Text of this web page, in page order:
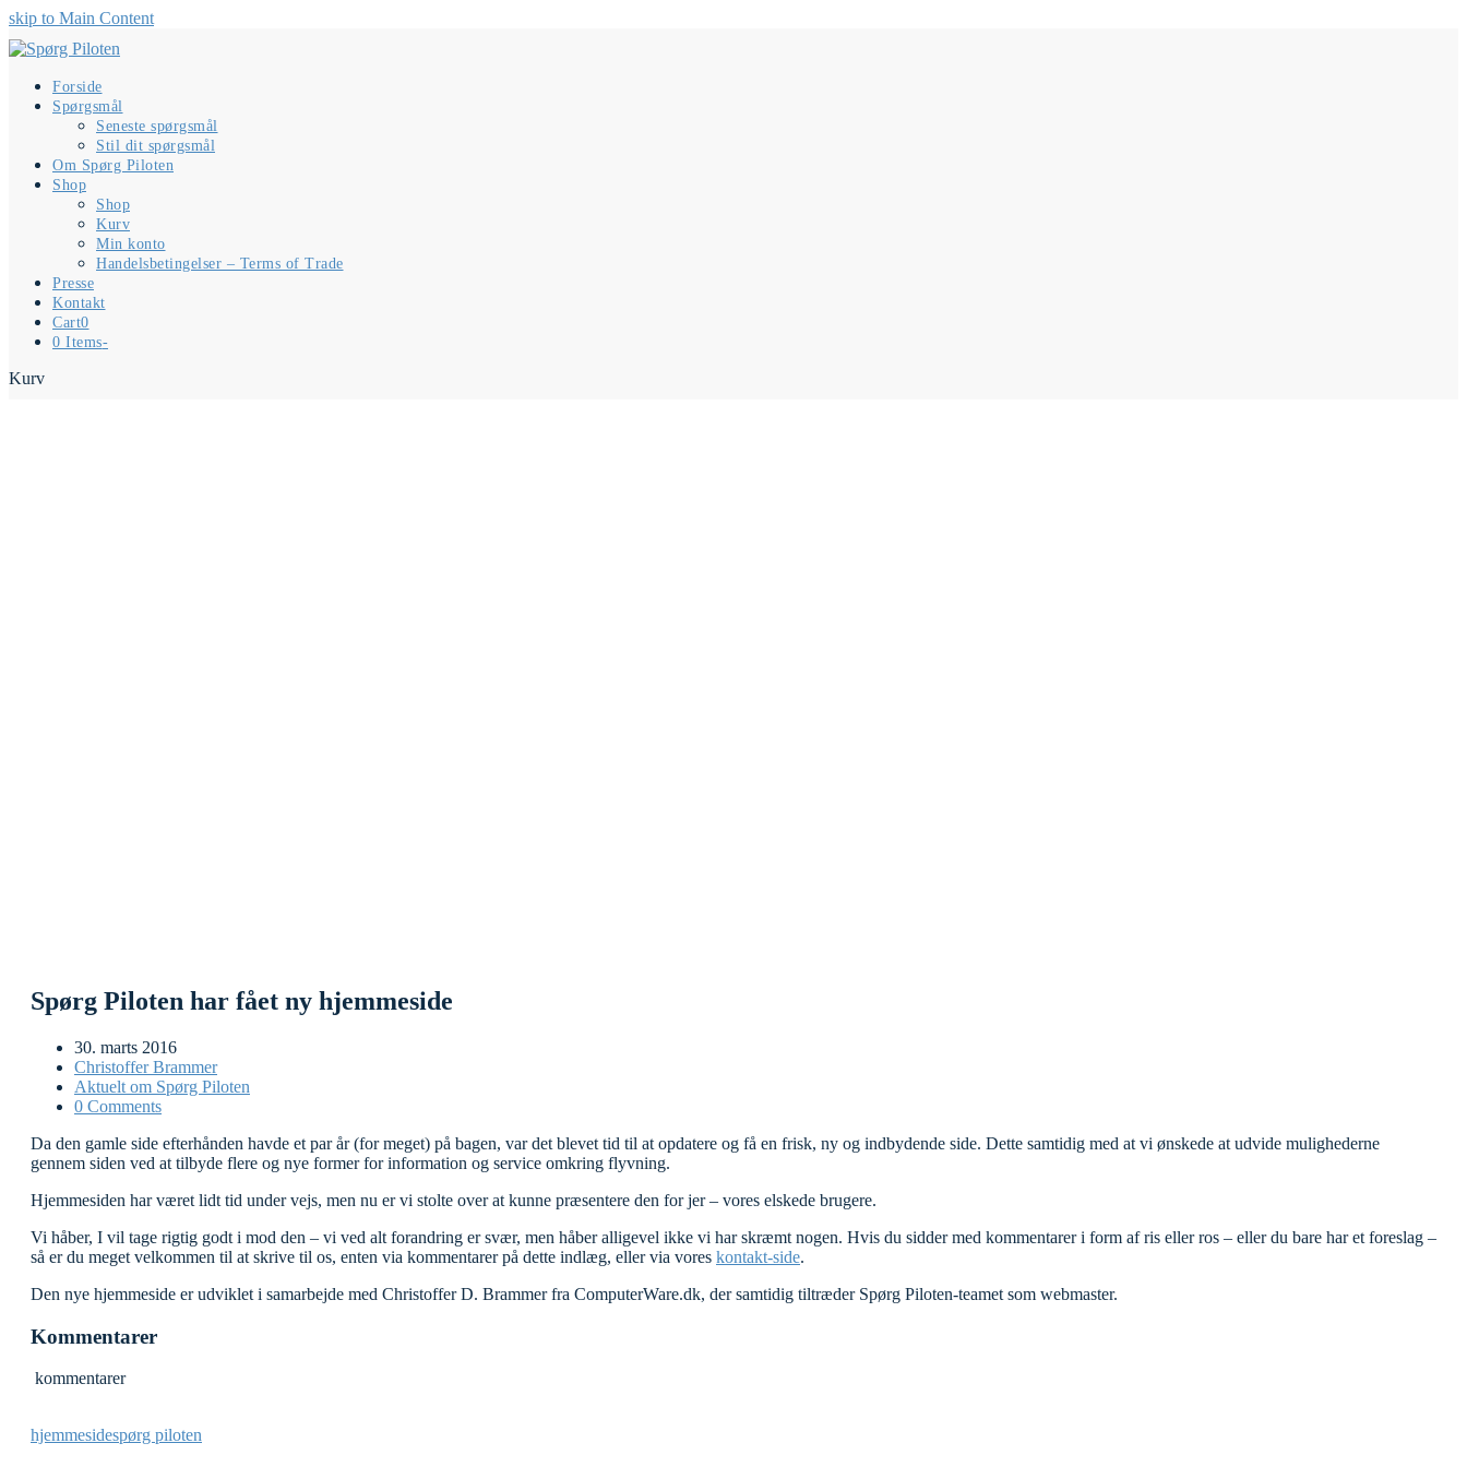
skip to Main Content
Forside
Spørgsmål
Seneste spørgsmål
Stil dit spørgsmål
Om Spørg Piloten
Shop
Shop
Kurv
Min konto
Handelsbetingelser – Terms of Trade
Presse
Kontakt
Cart0
0 Items-
Kurv
Spørg Piloten har fået ny hjemmeside
30. marts 2016
Christoffer Brammer
Aktuelt om Spørg Piloten
0 Comments
Da den gamle side efterhånden havde et par år (for meget) på bagen, var det blevet tid til at opdatere og få en frisk, ny og indbydende side. Dette samtidig med at vi ønskede at udvide mulighederne
gennem siden ved at tilbyde flere og nye former for information og service omkring flyvning.
Hjemmesiden har været lidt tid under vejs, men nu er vi stolte over at kunne præsentere den for jer – vores elskede brugere.
Vi håber, I vil tage rigtig godt i mod den – vi ved alt forandring er svær, men håber alligevel ikke vi har skræmt nogen. Hvis du sidder med kommentarer i form af ris eller ros – eller du bare har et foreslag –
så er du meget velkommen til at skrive til os, enten via kommentarer på dette indlæg, eller via vores kontakt-side.
Den nye hjemmeside er udviklet i samarbejde med Christoffer D. Brammer fra ComputerWare.dk, der samtidig tiltræder Spørg Piloten-teamet som webmaster.
Kommentarer
kommentarer
hjemmesidespørg piloten